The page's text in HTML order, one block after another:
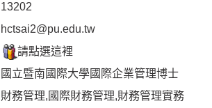
13202
hctsai2@pu.edu.tw
請點選這裡
國立暨南國際大學國際企業管理博士
財務管理,國際財務管理,財務管理實務